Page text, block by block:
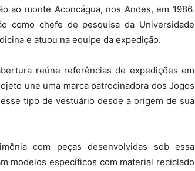
ao monte Aconcágua, nos Andes, em 1986.
como chefe de pesquisa da Universidade
e atuou na equipe da expedição.
reúne referências de expedições em
une uma marca patrocinadora dos Jogos
tipo de vestuário desde a origem de sua
com peças desenvolvidas sob essa
modelos específicos com material reciclado